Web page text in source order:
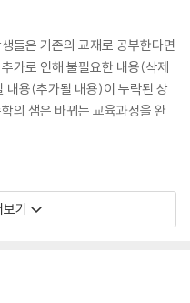
들은 기존의 교재로 공부한다면
가로 인해 불필요한 내용(삭제
내용(추가될 내용)이 누락된 상
의 샘은 바뀌는 교육과정을 완
상 EBS에서 강의하면서 얻은
기